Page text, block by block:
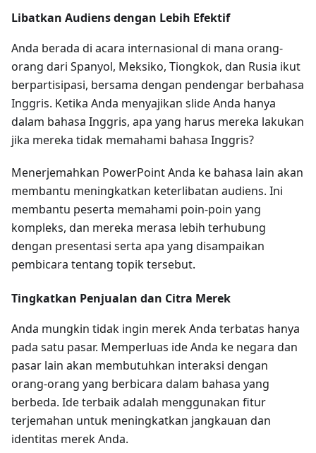
Libatkan Audiens dengan Lebih Efektif
Anda berada di acara internasional di mana orang-
orang dari Spanyol, Meksiko, Tiongkok, dan Rusia ikut
berpartisipasi, bersama dengan pendengar berbahasa
Inggris. Ketika Anda menyajikan slide Anda hanya
dalam bahasa Inggris, apa yang harus mereka lakukan
jika mereka tidak memahami bahasa Inggris?
Menerjemahkan PowerPoint Anda ke bahasa lain akan
membantu meningkatkan keterlibatan audiens. Ini
membantu peserta memahami poin-poin yang
kompleks, dan mereka merasa lebih terhubung
dengan presentasi serta apa yang disampaikan
pembicara tentang topik tersebut.
Tingkatkan Penjualan dan Citra Merek
Anda mungkin tidak ingin merek Anda terbatas hanya
pada satu pasar. Memperluas ide Anda ke negara dan
pasar lain akan membutuhkan interaksi dengan
orang-orang yang berbicara dalam bahasa yang
berbeda. Ide terbaik adalah menggunakan fitur
terjemahan untuk meningkatkan jangkauan dan
identitas merek Anda.